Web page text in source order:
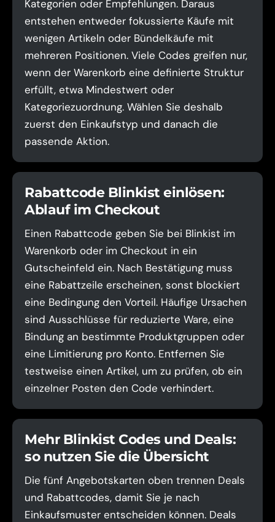
Kategorien oder Empfehlungen. Daraus
entstehen entweder fokussierte Käufe mit
wenigen Artikeln oder Bündelkäufe mit
mehreren Positionen. Viele Codes greifen nur,
wenn der Warenkorb eine definierte Struktur
erfüllt, etwa Mindestwert oder
Kategoriezuordnung. Wählen Sie deshalb
zuerst den Einkaufstyp und danach die
passende Aktion.
Rabattcode Blinkist einlösen:
Ablauf im Checkout
Einen Rabattcode geben Sie bei Blinkist im
Warenkorb oder im Checkout in ein
Gutscheinfeld ein. Nach Bestätigung muss
eine Rabattzeile erscheinen, sonst blockiert
eine Bedingung den Vorteil. Häufige Ursachen
sind Ausschlüsse für reduzierte Ware, eine
Bindung an bestimmte Produktgruppen oder
eine Limitierung pro Konto. Entfernen Sie
testweise einen Artikel, um zu prüfen, ob ein
einzelner Posten den Code verhindert.
Mehr Blinkist Codes und Deals:
so nutzen Sie die Übersicht
Die fünf Angebotskarten oben trennen Deals
und Rabattcodes, damit Sie je nach
Einkaufsmuster entscheiden können. Deals